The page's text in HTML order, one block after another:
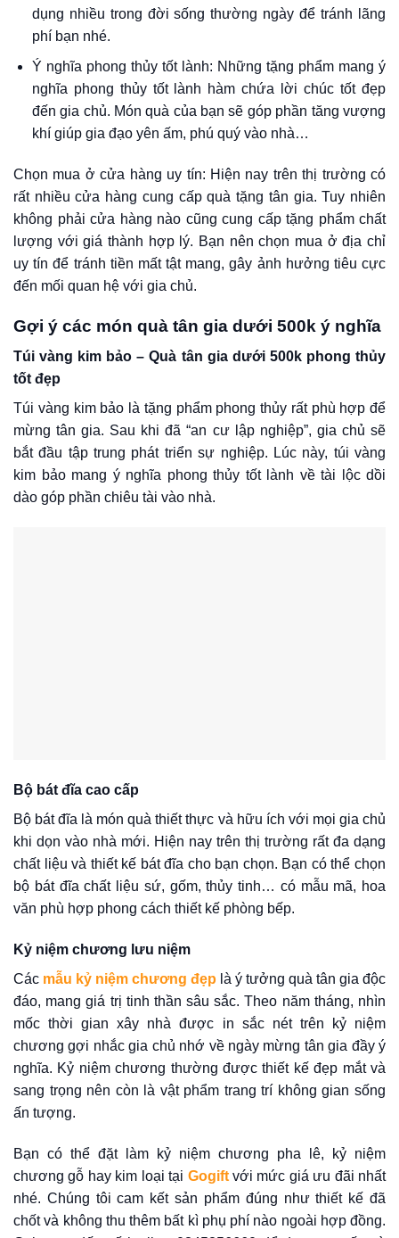
dụng nhiều trong đời sống thường ngày để tránh lãng
phí bạn nhé.
Ý nghĩa phong thủy tốt lành: Những tặng phẩm mang ý
nghĩa phong thủy tốt lành hàm chứa lời chúc tốt đẹp
đến gia chủ. Món quà của bạn sẽ góp phần tăng vượng
khí giúp gia đạo yên ấm, phú quý vào nhà…
Chọn mua ở cửa hàng uy tín: Hiện nay trên thị trường có
rất nhiều cửa hàng cung cấp quà tặng tân gia. Tuy nhiên
không phải cửa hàng nào cũng cung cấp tặng phẩm chất
lượng với giá thành hợp lý. Bạn nên chọn mua ở địa chỉ
uy tín để tránh tiền mất tật mang, gây ảnh hưởng tiêu cực
đến mối quan hệ với gia chủ.
Gợi ý các món quà tân gia dưới 500k ý nghĩa
Túi vàng kim bảo – Quà tân gia dưới 500k phong thủy
tốt đẹp
Túi vàng kim bảo là tặng phẩm phong thủy rất phù hợp để
mừng tân gia. Sau khi đã “an cư lập nghiệp”, gia chủ sẽ
bắt đầu tập trung phát triển sự nghiệp. Lúc này, túi vàng
kim bảo mang ý nghĩa phong thủy tốt lành về tài lộc dồi
dào góp phần chiêu tài vào nhà.
Bộ bát đĩa cao cấp
Bộ bát đĩa là món quà thiết thực và hữu ích với mọi gia chủ
khi dọn vào nhà mới. Hiện nay trên thị trường rất đa dạng
chất liệu và thiết kế bát đĩa cho bạn chọn. Bạn có thể chọn
bộ bát đĩa chất liệu sứ, gốm, thủy tinh… có mẫu mã, hoa
văn phù hợp phong cách thiết kế phòng bếp.
Kỷ niệm chương lưu niệm
Các mẫu kỷ niệm chương đẹp là ý tưởng quà tân gia độc
đáo, mang giá trị tinh thần sâu sắc. Theo năm tháng, nhìn
mốc thời gian xây nhà được in sắc nét trên kỷ niệm
chương gợi nhắc gia chủ nhớ về ngày mừng tân gia đầy ý
nghĩa. Kỷ niệm chương thường được thiết kế đẹp mắt và
sang trọng nên còn là vật phẩm trang trí không gian sống
ấn tượng.
Bạn có thể đặt làm kỷ niệm chương pha lê, kỷ niệm
chương gỗ hay kim loại tại Gogiftvới mức giá ưu đãi nhất
nhé. Chúng tôi cam kết sản phẩm đúng như thiết kế đã
chốt và không thu thêm bất kì phụ phí nào ngoài hợp đồng.